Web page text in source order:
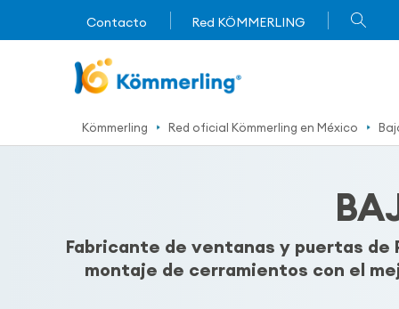
Contacto Red KÖMMERLING
Kömmerling Red oficial Kömmerling en México
Fabricante de ventanas y puertas de
montaje de cerramientos con el